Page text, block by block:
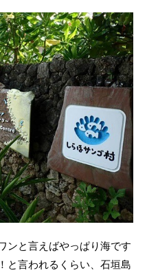
ンと言えばやっぱり海です
と言われるくらい、石垣島